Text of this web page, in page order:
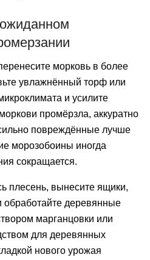
морковь в более
увлажнённый торф или
и усилите
промёрзла, аккуратно
повреждённые лучше
морозобоины иногда
сокращается.
плесень, вынесите ящики,
деревянные
марганцовки или
для деревянных
нового урожая